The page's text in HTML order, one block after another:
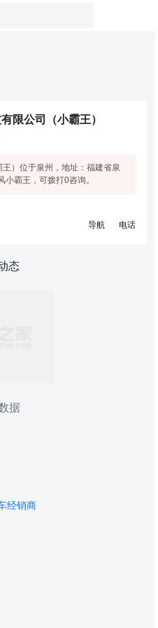
限公司（小霸王）
）位于泉州，地址：福建省泉
霸王，可拨打0咨询。
导航 电话
态
据
经销商